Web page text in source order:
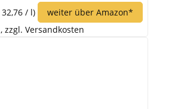
32,76 / l)
weiter über Amazon*
zzgl. Versandkosten